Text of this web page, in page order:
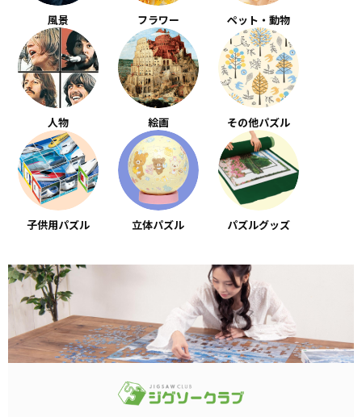
風景 フラワー ペット・動物
人物 絵画 その他パズル
子供用パズル 立体パズル パズルグッズ